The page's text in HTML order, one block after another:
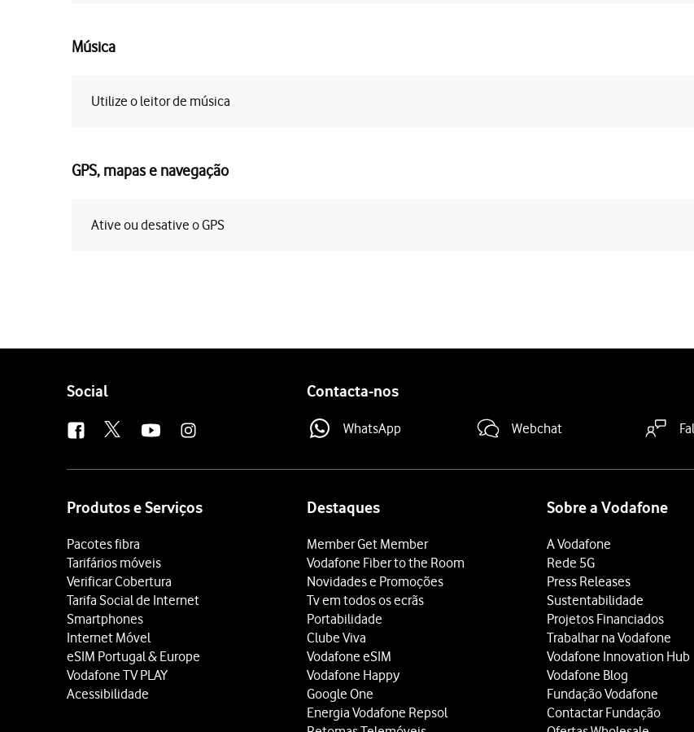
Música
Utilize o leitor de música
GPS, mapas e navegação
Ative ou desative o GPS
Follow
Social Contacta-nos
WhatsApp Webchat
Produtos e Serviços
Pacotes fibra
Tarifários móveis
Verificar Cobertura
Tarifa Social de Internet
Smartphones
Internet Móvel
eSIM Portugal & Europe
Vodafone TV PLAY
Acessibilidade
Destaques
Member Get Member
Vodafone Fiber to the Room
Novidades e Promoções
Tv em todos os ecrãs
Portabilidade
Clube Viva
Vodafone eSIM
Vodafone Happy
Google One
Energia Vodafone Repsol
Sobre a Vodafone
A Vodafone
Rede 5G
Press Releases
Sustentabilidade
Projetos Financiados
Trabalhar na Vodafone
Vodafone Innovation Hub
Vodafone Blog
Fundação Vodafone
Contactar Fundação